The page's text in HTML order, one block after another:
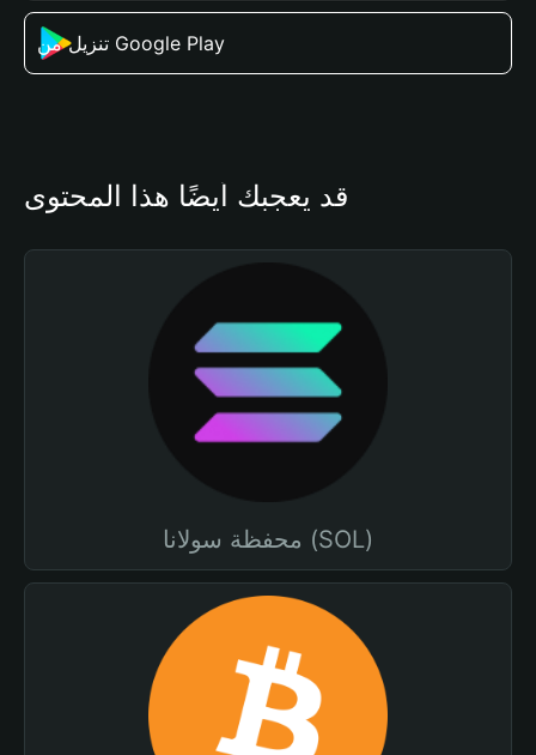
تنزيل من Google Play
قد يعجبك أيضًا هذا المحتوى
محفظة سولانا (SOL)